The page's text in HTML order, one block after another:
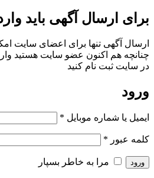
برای ارسال آگهی باید
ارسال آگهی تنها برای اعضای سایت
چنانچه هم‌ اکنون عضو سایت هستید
در سایت ثبت نام کنید
ورود
ایمیل یا شماره موبایل *
کلمه عبور *
ورود مرا به خاطر بسپار